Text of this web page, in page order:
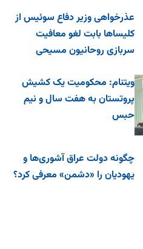
عذرخواهی وزیر دفاع سوئیس از
کلیساها بابت لغو معافیت
سربازی روحانیون مسیحی
ویتنام: محکومیت یک کشیش
پروتستان به هفت سال و نیم
حبس
چگونه دولت عراق آشوری‌ها و
یهودیان را «دشمن» معرفی کرد؟